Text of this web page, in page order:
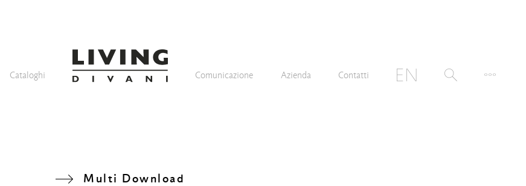
Cataloghi Comunicazione Azienda Contatti
Multi Download